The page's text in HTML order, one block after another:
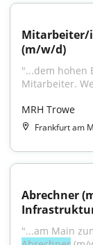
(m/w/d)
"...dem hohen
Mitarbeiter.
MRH Trowe
Frankfurt am
Abrechner